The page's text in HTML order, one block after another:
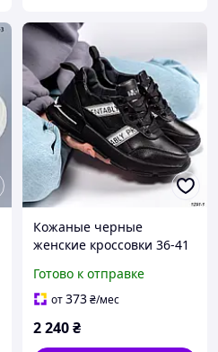
Кожаные черные
женские кроссовки 36-41
Готово к отправке
от373₴/мес
2 240₴